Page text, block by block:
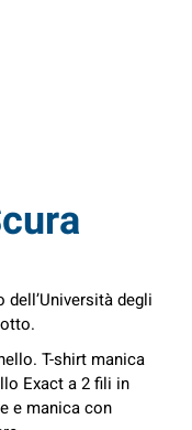
degli
T-shirt manica
Exact a 2 fili in
e manica con